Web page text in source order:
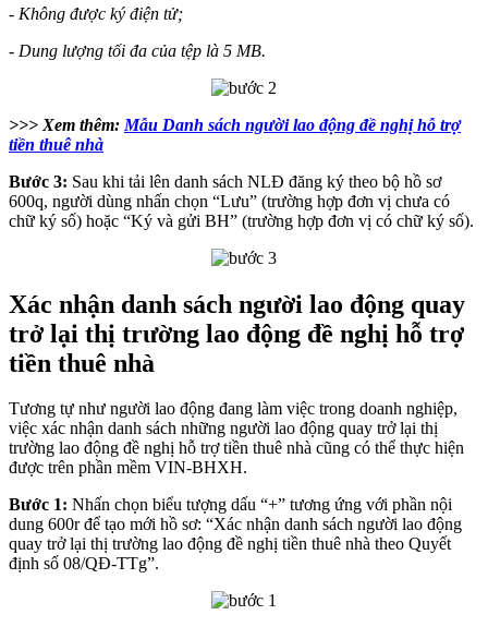
- Không được ký điện tử;
- Dung lượng tối đa của tệp là 5 MB.
>>> Xem thêm: Mẫu Danh sách người lao động đề nghị hỗ trợ
tiền thuê nhà
Bước 3: Sau khi tải lên danh sách NLĐ đăng ký theo bộ hồ sơ
600q, người dùng nhấn chọn “Lưu” (trường hợp đơn vị chưa có
chữ ký số) hoặc “Ký và gửi BH” (trường hợp đơn vị có chữ ký số).
Xác nhận danh sách người lao động quay
trở lại thị trường lao động đề nghị hỗ trợ
tiền thuê nhà
Tương tự như người lao động đang làm việc trong doanh nghiệp,
việc xác nhận danh sách những người lao động quay trở lại thị
trường lao động đề nghị hỗ trợ tiền thuê nhà cũng có thể thực hiện
được trên phần mềm VIN-BHXH.
Bước 1: Nhấn chọn biểu tượng dấu “+” tương ứng với phần nội
dung 600r để tạo mới hồ sơ: “Xác nhận danh sách người lao động
quay trở lại thị trường lao động đề nghị tiền thuê nhà theo Quyết
định số 08/QĐ-TTg”.